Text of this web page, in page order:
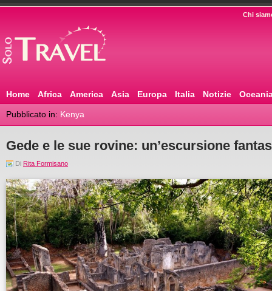
Chi
Home Africa America Asia Europa Italia Notizie
Pubblicato in: Kenya
Gede e le sue rovine: un’escursione
Di Rita Formisano